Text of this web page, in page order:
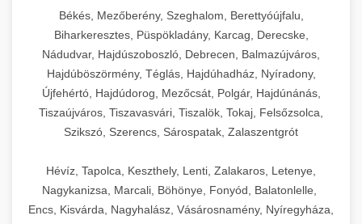
Békés, Mezőberény, Szeghalom, Berettyóújfalu,
Biharkeresztes, Püspökladány, Karcag, Derecske,
Nádudvar, Hajdúszoboszló, Debrecen, Balmazújváros,
Hajdúböszörmény, Téglás, Hajdúhadház, Nyíradony,
Újfehértó, Hajdúdorog, Mezőcsát, Polgár, Hajdúnánás,
Tiszaújváros, Tiszavasvári, Tiszalök, Tokaj, Felsőzsolca,
Szikszó, Szerencs, Sárospatak, Zalaszentgrót
Hévíz, Tapolca, Keszthely, Lenti, Zalakaros, Letenye,
Nagykanizsa, Marcali, Böhönye, Fonyód, Balatonlelle,
Encs, Kisvárda, Nagyhalász, Vásárosnamény, Nyíregyháza,